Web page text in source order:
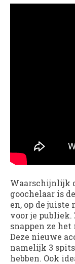
Waarschijnlijk
goochelaar is
en, op de
voor je publiek.
snappen ze het
Deze nieuwe
namelijk 3
hebben. Ook